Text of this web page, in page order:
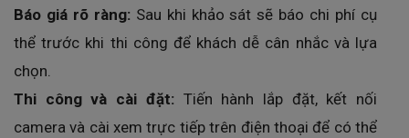
Báo giá rõ ràng: Sau khi khảo sát sẽ báo chi phí cụ
thể trước khi thi công để khách dễ cân nhắc và lựa
chọn.
Thi công và cài đặt: Tiến hành lắp đặt, kết nối
camera và cài xem trực tiếp trên điện thoại để có thể